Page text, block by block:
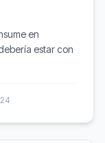
en
estar con